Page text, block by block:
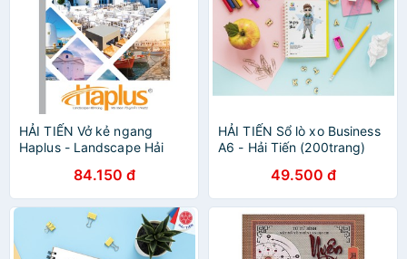
HẢI TIẾN Vở kẻ ngang
Haplus - Landscape Hải
84.150 đ
HẢI TIẾN Sổ lò xo Business
A6 - Hải Tiến (200trang)
49.500 đ